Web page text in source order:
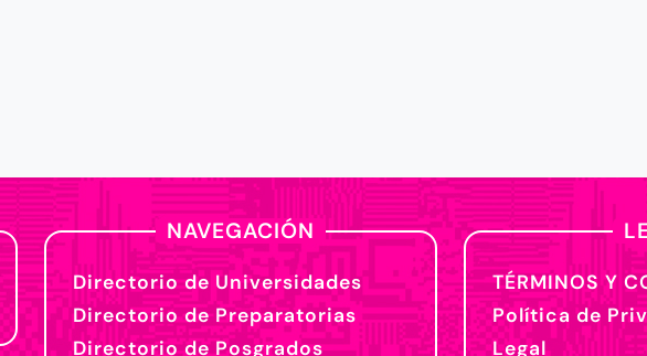
NAVEGACIÓN
Directorio de Universidades
Directorio de Preparatorias
Directorio de Posgrados
TÉRMINOS Y
Política de
Legal